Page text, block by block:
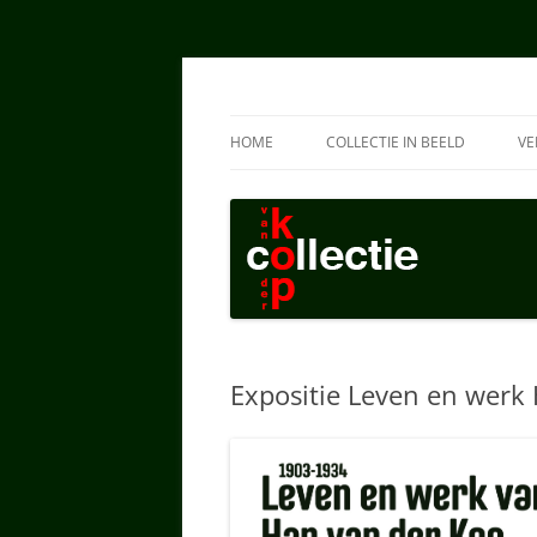
HOME COLLECTIE IN BEELD
SCHILDERIJEN HAN
Expositie Leven en werk